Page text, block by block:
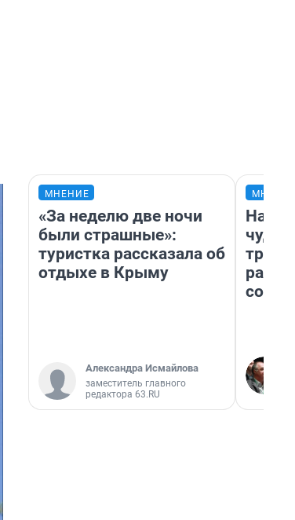
МНЕНИЕ
«За неделю две ночи
были страшные»:
туристка рассказала об
отдыхе в Крыму
Александра Исмайлова
заместитель главного
редактора 63.RU